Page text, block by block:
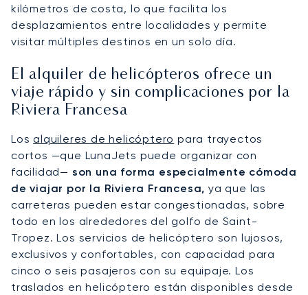
kilómetros de costa, lo que facilita los
desplazamientos entre localidades y permite
visitar múltiples destinos en un solo día.
El alquiler de helicópteros ofrece un
viaje rápido y sin complicaciones por la
Riviera Francesa
Los alquileres de helicóptero para trayectos
cortos —que LunaJets puede organizar con
facilidad— son una forma especialmente cómoda
de viajar por la Riviera Francesa, ya que las
carreteras pueden estar congestionadas, sobre
todo en los alrededores del golfo de Saint-
Tropez. Los servicios de helicóptero son lujosos,
exclusivos y confortables, con capacidad para
cinco o seis pasajeros con su equipaje. Los
traslados en helicóptero están disponibles desde